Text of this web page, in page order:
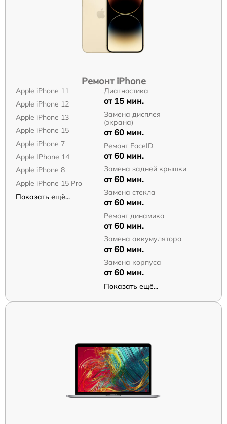
Ремонт iPhone
Apple iPhone 11
Apple iPhone 12
Apple iPhone 13
Apple iPhone 15
Apple iPhone 7
Apple IPhone 14
Apple iPhone 8
Apple iPhone 15 Pro
Показать ещё...
Диагностика
от 15 мин.
Замена дисплея
(экрана)
от 60 мин.
Ремонт FaceID
от 60 мин.
Замена задней крышки
от 60 мин.
Замена стекла
от 60 мин.
Ремонт динамика
от 60 мин.
Замена аккумулятора
от 60 мин.
Замена корпуса
от 60 мин.
Показать ещё...